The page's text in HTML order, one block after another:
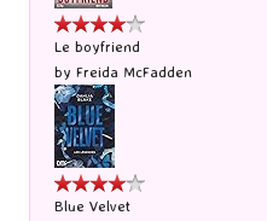
Le boyfriend
by Freida McFadden
Blue Velvet